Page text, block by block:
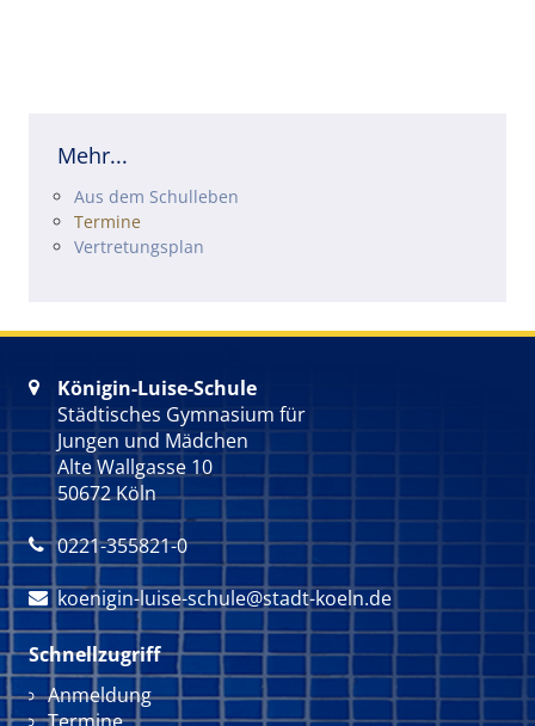
Mehr...
Navigation überspringen
Aus dem Schulleben
Termine
Vertretungsplan

Königin-Luise-Schule
Städtisches Gymnasium für
Jungen und Mädchen
Alte Wallgasse 10
50672 Köln
 0221-355821-0
 koenigin-luise-schule@stadt-koeln.de
Schnellzugriff
Navigation überspringen
Anmeldung